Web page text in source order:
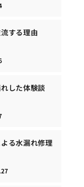
する理由
した体験談
る水漏れ修理